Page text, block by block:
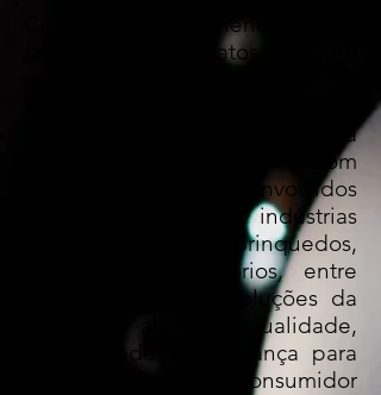
Com a experiência em
fabricação de artefatos de couro
segmentos da industria
nacional. Produtos com
qualidade total, desenvolvidos
para as indústrias
Automobilística, Brinquedos,
Eletrônica, Laboratórios, entre
outras, garantindo soluções da
mais alta qualidade,
durabilidade e segurança para
plena satisfação do consumidor